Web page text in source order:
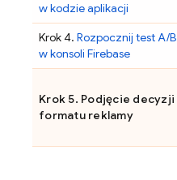
w kodzie aplikacji
Krok 4. Rozpocznij test A/
w konsoli Firebase
Krok 5. Podjęcie
formatu reklamy